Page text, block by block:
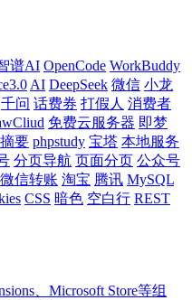
谱AI OpenCode WorkBuddy
AI DeepSeek 微信 小龙
千问 话费券 打假人 消费者
免费云服务器 即梦
摘要 phpstudy 宝塔 本地服务
分页导航 页面分页 公众号
微信转账 淘宝 腾讯 MySQL
CSS 暗色 空白行 REST
、Microsoft Store等组